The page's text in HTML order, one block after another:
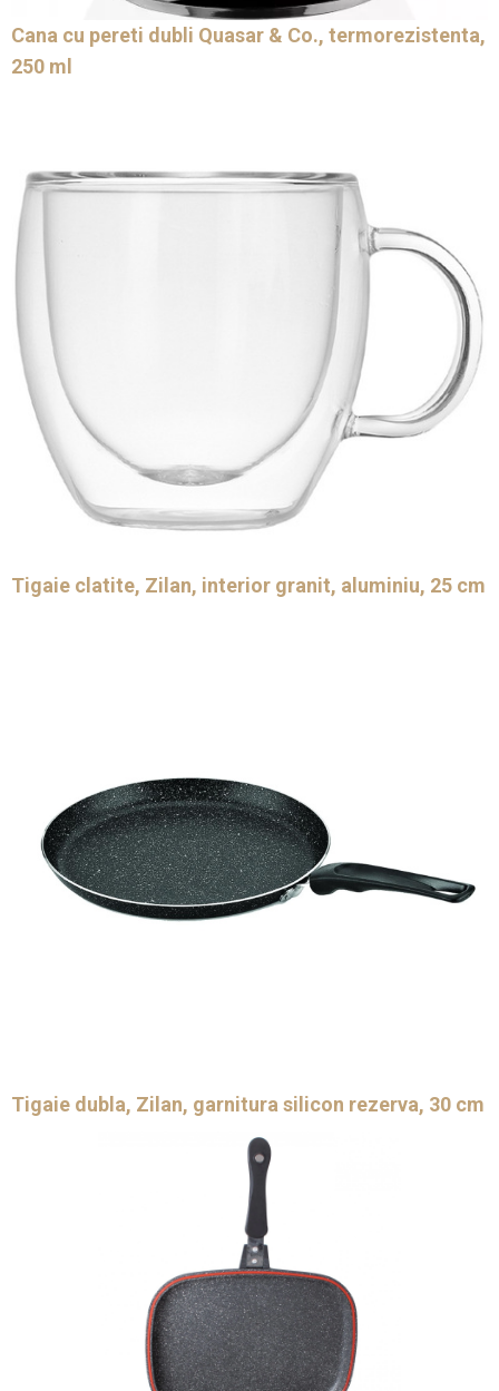
Cana cu pereti dubli Quasar & Co., termorezistenta,
250 ml
Tigaie clatite, Zilan, interior granit, aluminiu, 25 cm
Tigaie dubla, Zilan, garnitura silicon rezerva, 30 cm